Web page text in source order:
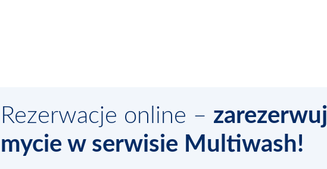
Rezerwacje online – zarezerwuj
mycie w serwisie Multiwash!